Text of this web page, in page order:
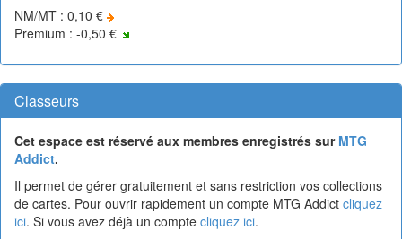
NM/MT : 0,10 €
Premium : -0,50 €
Classeurs
Cet espace est réservé aux membres enregistrés sur MTG
Addict.
Il permet de gérer gratuitement et sans restriction vos collections
de cartes. Pour ouvrir rapidement un compte MTG Addict cliquez
ici. Si vous avez déjà un compte cliquez ici.